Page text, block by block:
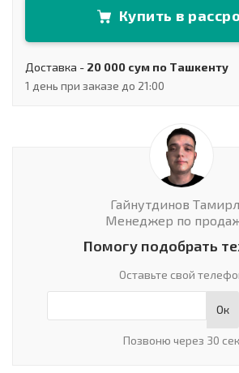
Купить в
Доставка - 20 000 сум по Ташкенту
1 день при заказе до 21:00
Гайнутдинов
Менеджер по
Помогу подобрать
Оставьте свой
Ок
Позвоню через 30 сек